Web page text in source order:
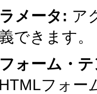
メータ: ア
できます。
ォーム・
フォー